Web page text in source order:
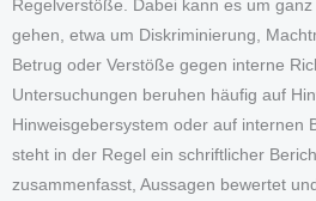
Regelverstöße. Dabei kann es um
gehen, etwa um Diskriminierung,
Betrug oder Verstöße gegen interne
Untersuchungen beruhen häufig auf
Hinweisgebersystem oder auf internen
steht in der Regel ein schriftlicher
zusammenfasst, Aussagen bewertet